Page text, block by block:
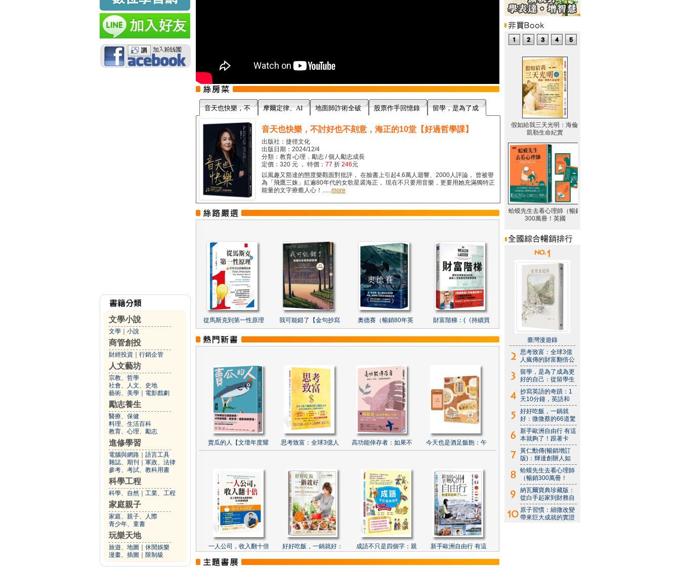
文學小說
文學 小說
商管創投
財經投資 行銷企管
人文藝坊
宗教、哲學
社會、人文、史地
藝術、美學
電影戲劇
勵志養生
醫療、保健
料理、生活百科
教育、心理、勵志
進修學習
電腦與網路
語言工具
雜誌、期刊
軍政、法律
參考、考試、教科用書
科學工程
科學、自然 工業、工程
家庭親子
家庭、親子、人際
青少年、童書
玩樂天地
旅遊、地圖
休閒娛樂
漫畫、插圖
限制級
音天也快樂，不 摩爾定律、AI 地面師詐術全破 股票作手回憶錄 留學，是為了成
音天也快樂，不討好也不刻意，海正的10堂【好過哲學課】
出版社：捷徑文化
出版日期：2024/12/4
分類：教育‧心理．勵志 / 個人勵志成長
定價：320 元 ， 特價： 77 折 246元
以風趣又豁達的態度樂觀面對批評， 在臉書上引起4.6萬人迴響、2000人評論， 曾被譽
為「飛鷹三姝」紅遍80年代的女歌星裘海正， 現在不只要用音樂，更要用她充滿獨特正
能量的文字療癒人心！......more
從馬斯克到第一性原理 我可能錯了【金句抄寫 奧德賽（暢銷80年英 財富階梯：(《持續買
賣瓜的人【文壇年度耀 思考致富：全球3億人 高功能倖存者：如果不 今天也是酒足飯飽：午
一人公司，收入翻十倍 好好吃飯，一鍋就好： 成語不只是四個字：親 新手歐洲自由行 有這
臺灣漫遊錄
思考致富：全球3億
人瘋傳的財富翻倍公
留學，是為了成為更
好的自己：從留學生
抄寫英語的奇蹟：1
天10分鐘，英語和
好好吃飯，一鍋就
好：微微蔡的66道驚
新手歐洲自由行 有這
本就夠了！跟著卡
黃仁勳傳(暢銷增訂
版)：輝達創辦人如
蛤蟆先生去看心理師
（暢銷300萬冊！
納瓦爾寶典珍藏版：
從白手起家到財務自
原子習慣：細微改變
帶來巨大成就的實證